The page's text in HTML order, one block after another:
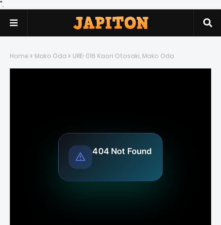
".
Home Mako Oda URE-016 Kaori Otosaki, Mako Oda